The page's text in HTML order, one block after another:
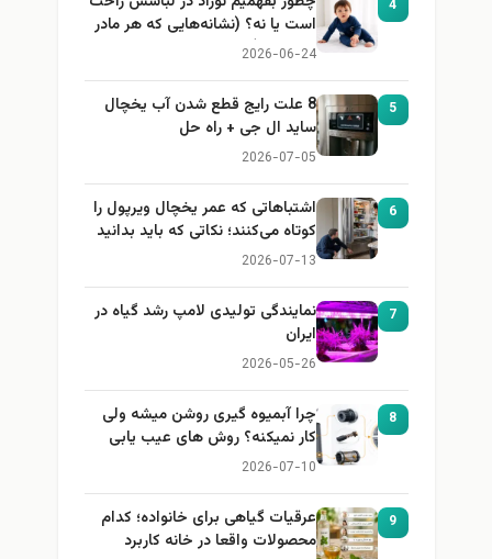
است یا نه؟ (نشانه‌هایی که هر مادر
باید بداند)
2026-06-24
8 علت رایج قطع شدن آب یخچال
ساید ال جی + راه حل
2026-07-05
اشتباهاتی که عمر یخچال ویرپول را
کوتاه می‌کنند؛ نکاتی که باید بدانید
2026-07-13
نمایندگی تولیدی لامپ رشد گیاه در
ایران
2026-05-26
چرا آبمیوه گیری روشن میشه ولی
کار نمیکنه؟ روش های عیب یابی
2026-07-10
عرقیات گیاهی برای خانواده؛ کدام
محصولات واقعا در خانه کاربرد